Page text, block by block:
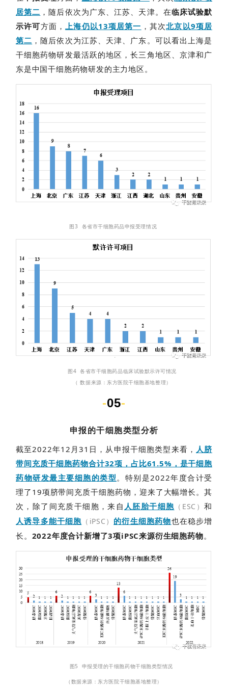
首
页
行
学
临
动
注册
居第二 ，随后依次为广东、江苏、天津。在临床试验默
示许可方面，上海仍以13项居第一 ，其次北京以9项居
第二 ，随后依次为江苏、天津、广东。可以看出上海是
干细胞药物研发最活跃的地区，长三角地区、京津和广
东是中国干细胞药物研发的主力地区。
图3 各省市干细胞药品申报受理情况
图4 各省市干细胞药品临床试验默示许可情况
（ 数据来源：东方医院干细胞基地整理）
-05-
申报的干细胞类型分析
截至2022年12月31日，从申报干细胞类型来看， 人脐
带间充质干细胞药物合计32项，占比61.5%，是干细胞
药物研发最主要细胞的类型 。特别是2022年度合计受
理了19项脐带间充质干细胞药物 ，迎来了大幅增长。其
次，除了间充质干细胞，来自 人胚胎干细胞 （ESC）和
人诱导多能干细胞 （iPSC） 的衍生细胞药物也在稳步增
长。 2022年度合计新增了3项iPSC来源衍生细胞药物。
图5 申报受理的干细胞药物干细胞类型情况
（数据来源：东方医院干细胞基地整理）